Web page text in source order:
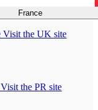
France
Visit the UK site
Visit the PR site